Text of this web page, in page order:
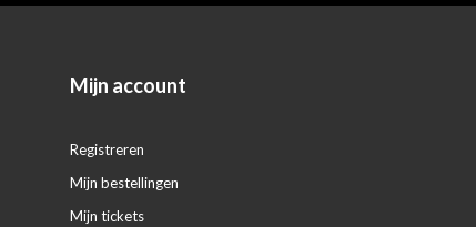
Mijn account
Registreren
Mijn bestellingen
Mijn tickets